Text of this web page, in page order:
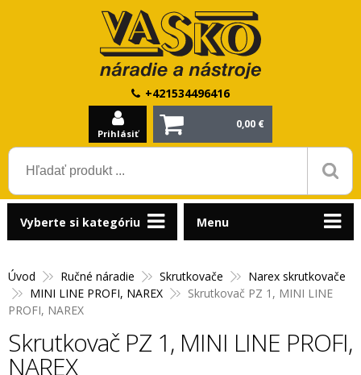
+421534496416
Prihlásiť
0,00 €
Úvod Ručné náradie Skrutkovače
Narex skrutkovače
MINI LINE PROFI, NAREX
Skrutkovač PZ 1, MINI LINE
PROFI, NAREX
Skrutkovač PZ 1, MINI LINE PROFI,
NAREX
Vyberte si kategóriu Menu